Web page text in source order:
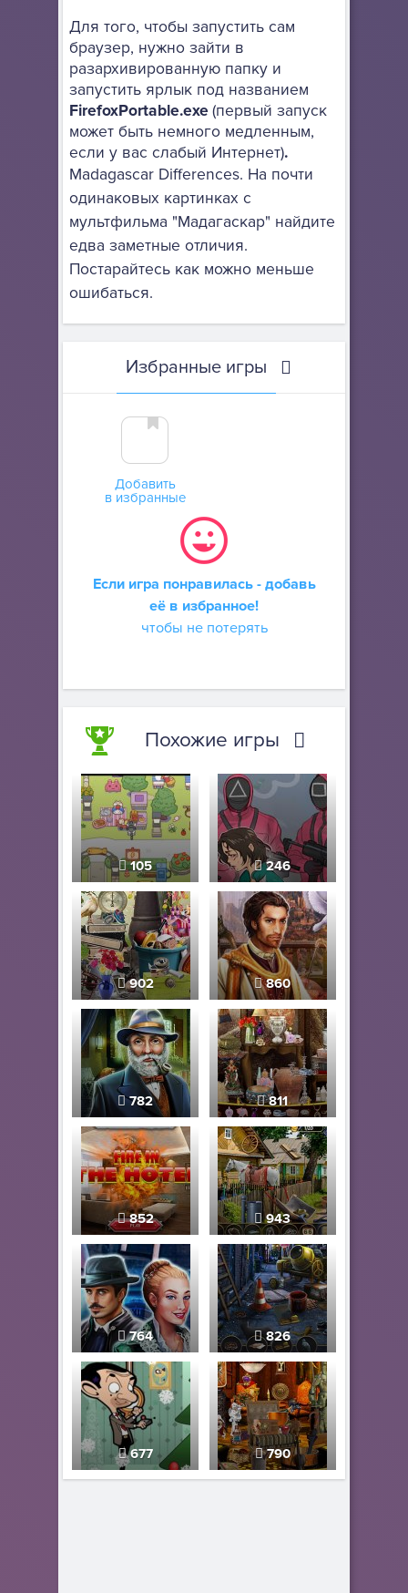
Для того, чтобы запустить сам
браузер, нужно зайти в
разархивированную папку и
запустить ярлык под названием
FirefoxPortable.exe(первый запуск
может быть немного медленным,
если у вас слабый Интернет).
Madagascar Differences. На почти
одинаковых картинках с
мультфильма "Мадагаскар" найдите
едва заметные отличия.
Постарайтесь как можно меньше
ошибаться.
Избранные игры
Добавить
в избранные
Если игра понравилась - добавь
её в избранное!
чтобы не потерять
Похожие игры
105 246
902 860
782 811
852 943
764 826
677 790